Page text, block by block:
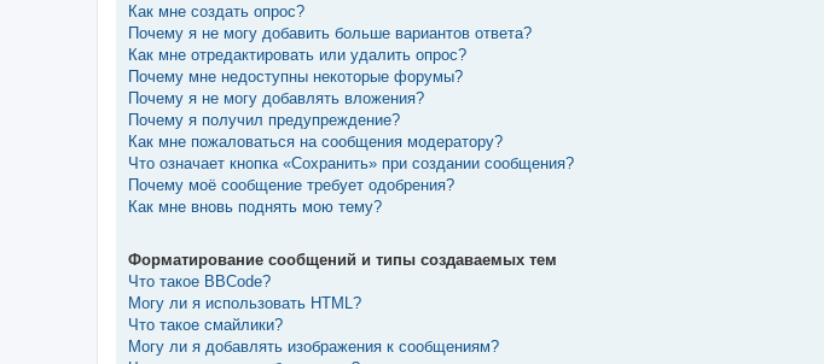
Как мне создать опрос?
Почему я не могу добавить больше вариантов ответа?
Как мне отредактировать или удалить опрос?
Почему мне недоступны некоторые форумы?
Почему я не могу добавлять вложения?
Почему я получил предупреждение?
Как мне пожаловаться на сообщения модератору?
Что означает кнопка «Сохранить» при создании сообщения?
Почему моё сообщение требует одобрения?
Как мне вновь поднять мою тему?
Форматирование сообщений и типы создаваемых тем
Что такое BBCode?
Могу ли я использовать HTML?
Что такое смайлики?
Могу ли я добавлять изображения к сообщениям?